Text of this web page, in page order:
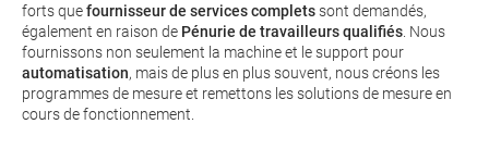
forts quefournisseur de services completssont demandés,
également en raison de Pénurie de travailleurs qualifiés. Nous
fournissons non seulement la machine et le support pour
automatisation, mais de plus en plus souvent, nous créons les
programmes de mesure et remettons les solutions de mesure en
cours de fonctionnement.